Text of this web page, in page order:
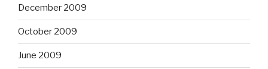
December 2009
October 2009
June 2009